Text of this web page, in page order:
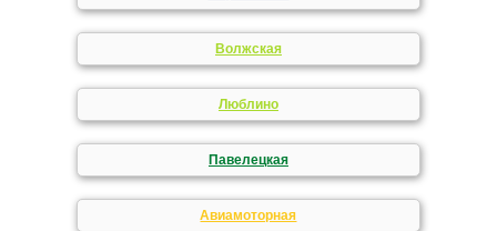
Волжская
Люблино
Павелецкая
Авиамоторная